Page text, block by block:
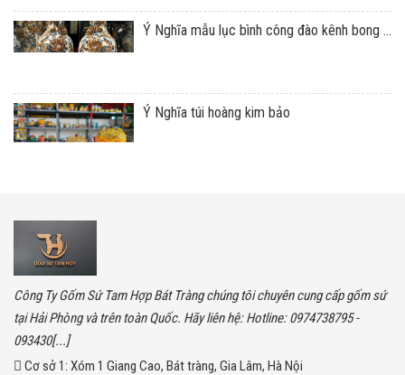
Ý Nghĩa mẫu lục bình công đào kênh bong ...
Ý Nghĩa túi hoàng kim bảo
Công Ty Gốm Sứ Tam Hợp Bát Tràng chúng tôi chuyên cung cấp gốm sứ
tại Hải Phòng và trên toàn Quốc. Hãy liên hệ: Hotline: 0974738795 -
093430[...]
Cơ sở 1: Xóm 1 Giang Cao, Bát tràng, Gia Lâm, Hà Nội